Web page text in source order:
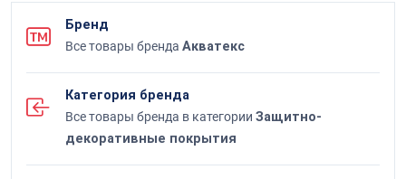
Бренд
Все товары бренда Акватекс
Категория бренда
Все товары бренда в категории Защитно-
декоративные покрытия